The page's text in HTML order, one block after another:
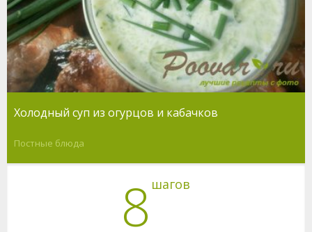
Холодный суп из огурцов и кабачков
Постные блюда
8 шагов